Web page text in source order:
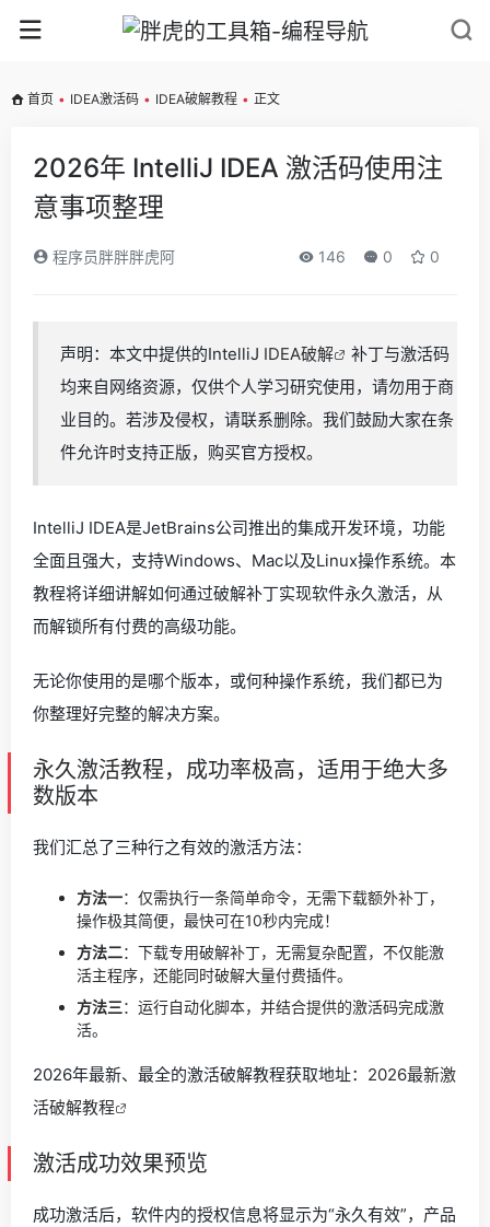
首页 • IDEA激活码 • IDEA破解教程 • 正文
2026年 IntelliJ IDEA 激活码使用注
意事项整理
程序员胖胖胖虎阿 146 0 0
声明：本文中提供的IntelliJ IDEA破解
补丁与激活码
均来自网络资源，仅供个人学习研究使用，请勿用于商
业目的。若涉及侵权，请联系删除。我们鼓励大家在条
件允许时支持正版，购买官方授权。
IntelliJ IDEA是JetBrains公司推出的集成开发环境，功能
全面且强大，支持Windows、Mac以及Linux操作系统。本
教程将详细讲解如何通过破解补丁实现软件永久激活，从
而解锁所有付费的高级功能。
无论你使用的是哪个版本，或何种操作系统，我们都已为
你整理好完整的解决方案。
永久激活教程，成功率极高，适用于绝大多
数版本
我们汇总了三种行之有效的激活方法：
方法一：仅需执行一条简单命令，无需下载额外补丁，
操作极其简便，最快可在10秒内完成！
方法二：下载专用破解补丁，无需复杂配置，不仅能激
活主程序，还能同时破解大量付费插件。
方法三：运行自动化脚本，并结合提供的激活码完成激
活。
2026年最新、最全的激活破解教程获取地址： 2026最新激
活破解教程
激活成功效果预览
成功激活后，软件内的授权信息将显示为“永久有效”，产品